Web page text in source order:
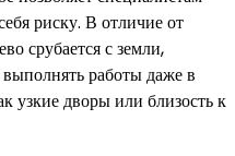
риску. В отличие от
срубается с земли,
выполнять работы даже в
узкие дворы или близость к